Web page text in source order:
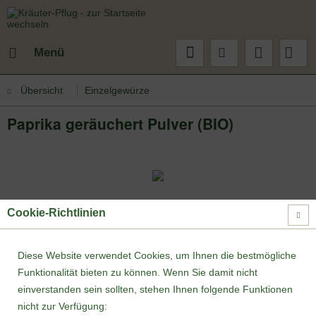
Menü
Übersicht Einzelgewürze
Paprika geräuchert Pulver (BIO)
Cookie-Richtlinien
Diese Website verwendet Cookies, um Ihnen die bestmögliche
Funktionalität bieten zu können. Wenn Sie damit nicht
einverstanden sein sollten, stehen Ihnen folgende Funktionen
nicht zur Verfügung: